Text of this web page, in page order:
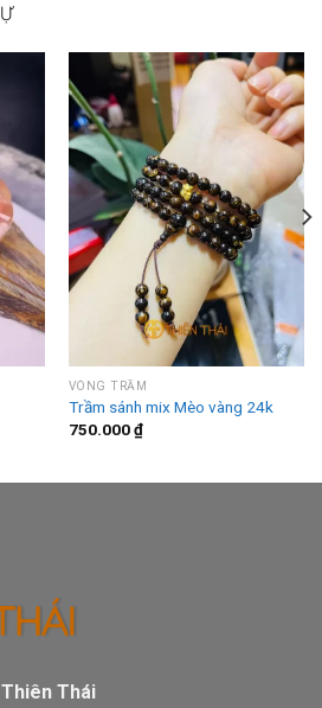
VÒNG TRẦM
Trầm sánh mix Mèo vàng 24k
750.000₫
Thiên Thái